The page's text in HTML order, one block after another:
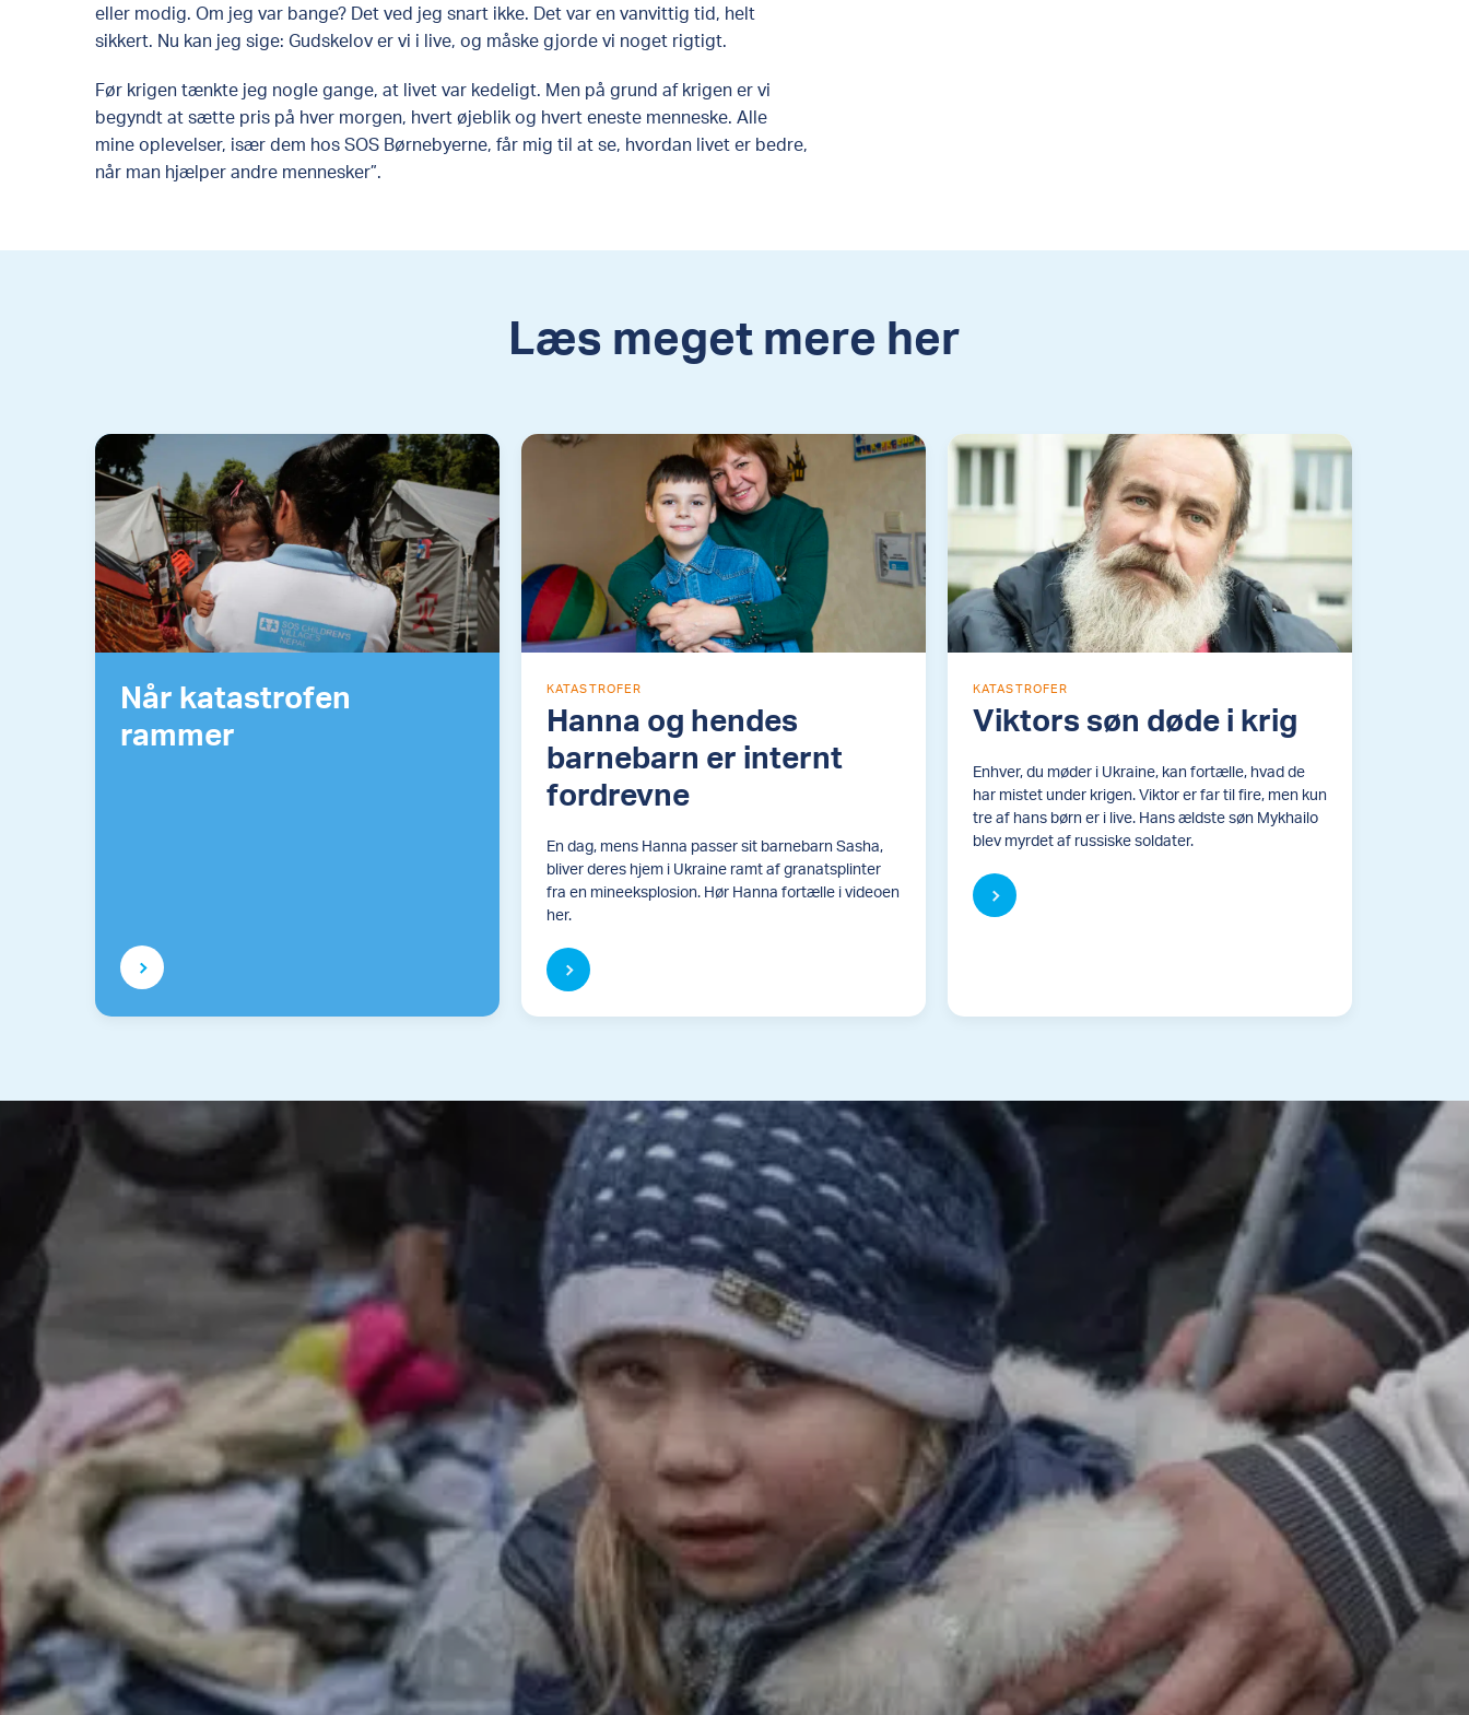
eller modig. Om jeg var bange? Det ved jeg snart ikke. Det var en vanvittig tid, helt
sikkert. Nu kan jeg sige: Gudskelov er vi i live, og måske gjorde vi noget rigtigt.
Før krigen tænkte jeg nogle gange, at livet var kedeligt. Men på grund af krigen er vi
begyndt at sætte pris på hver morgen, hvert øjeblik og hvert eneste menneske. Alle
mine oplevelser, især dem hos SOS Børnebyerne, får mig til at se, hvordan livet er bedre,
når man hjælper andre mennesker”.
Læs meget mere her
Når katastrofen
rammer
KATASTROFER
Hanna og hendes
barnebarn er internt
fordrevne
En dag, mens Hanna passer sit barnebarn Sasha,
bliver deres hjem i Ukraine ramt af granatsplinter
fra en mineeksplosion. Hør Hanna fortælle i videoen
her.
KATASTROFER
Viktors søn døde i krig
Enhver, du møder i Ukraine, kan fortælle, hvad de
har mistet under krigen. Viktor er far til fire, men kun
tre af hans børn er i live. Hans ældste søn Mykhailo
blev myrdet af russiske soldater.